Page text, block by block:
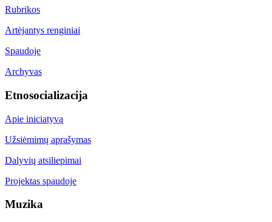
Rubrikos
Artėjantys renginiai
Spaudoje
Archyvas
Etnosocializacija
Apie iniciatyvą
Užsiėmimų aprašymas
Dalyvių atsiliepimai
Projektas spaudoje
Muzika